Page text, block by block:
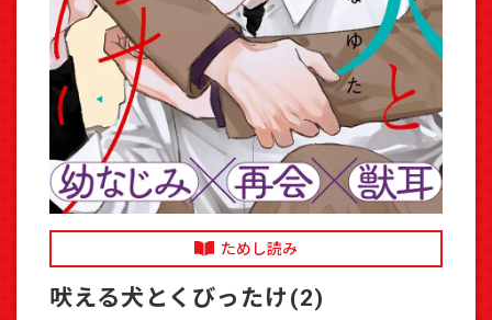
ためし読み
吠える犬とくびったけ(2)